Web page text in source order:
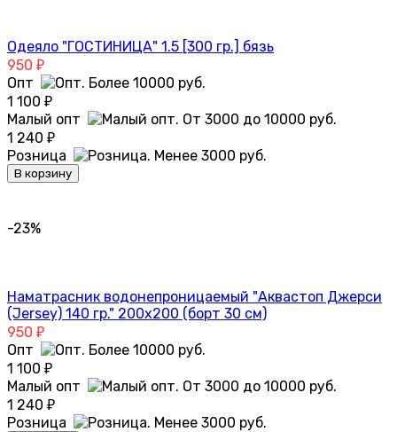
Одеяло "ГОСТИНИЦА" 1.5 [300 гр.] бязь
950 ₽
Опт
1 100 ₽
Малый опт
1 240 ₽
Розница
В корзину
-23%
Наматрасник водонепроницаемый "Аквастоп Джерси
(Jersey) 140 гр." 200х200 (борт 30 см)
950 ₽
Опт
1 100 ₽
Малый опт
1 240 ₽
Розница